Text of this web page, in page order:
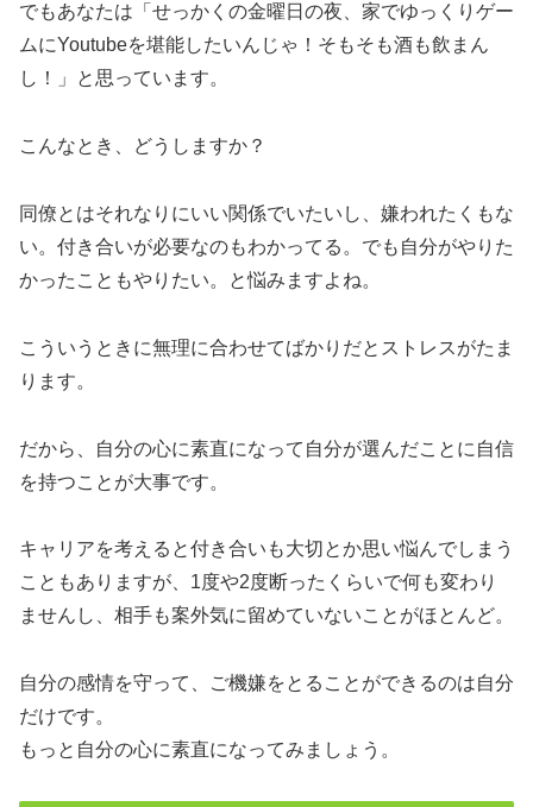
でもあなたは「せっかくの金曜日の夜、家でゆっくりゲー
ムにYoutubeを堪能したいんじゃ！そもそも酒も飲まん
し！」と思っています。
こんなとき、どうしますか？
同僚とはそれなりにいい関係でいたいし、嫌われたくもな
い。付き合いが必要なのもわかってる。でも自分がやりた
かったこともやりたい。と悩みますよね。
こういうときに無理に合わせてばかりだとストレスがたま
ります。
だから、自分の心に素直になって自分が選んだことに自信
を持つことが大事です。
キャリアを考えると付き合いも大切とか思い悩んでしまう
こともありますが、1度や2度断ったくらいで何も変わり
ませんし、相手も案外気に留めていないことがほとんど。
自分の感情を守って、ご機嫌をとることができるのは自分
だけです。
もっと自分の心に素直になってみましょう。